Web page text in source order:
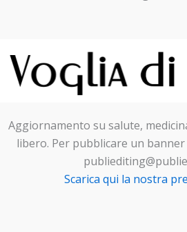
Aggiornamento su salute,
libero. Per pubblicare un
Scarica qui la nostra